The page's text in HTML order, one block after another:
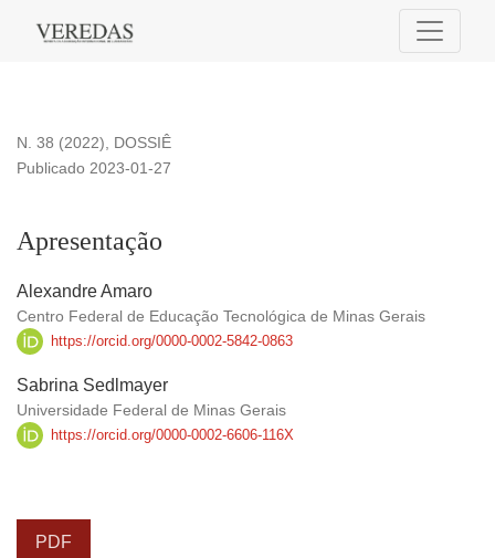
N. 38 (2022), DOSSIÊ
Apresentação
Publicado 2023-01-27
Alexandre Amaro
Centro Federal de Educação Tecnológica de Minas Gerais
https://orcid.org/0000-0002-5842-0863
Sabrina Sedlmayer
Universidade Federal de Minas Gerais
https://orcid.org/0000-0002-6606-116X
PDF